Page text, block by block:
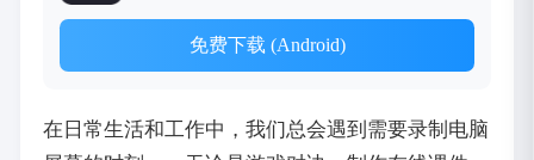
免费下载 (Android)
在日常生活和工作中，我们总会遇到需要录制电脑